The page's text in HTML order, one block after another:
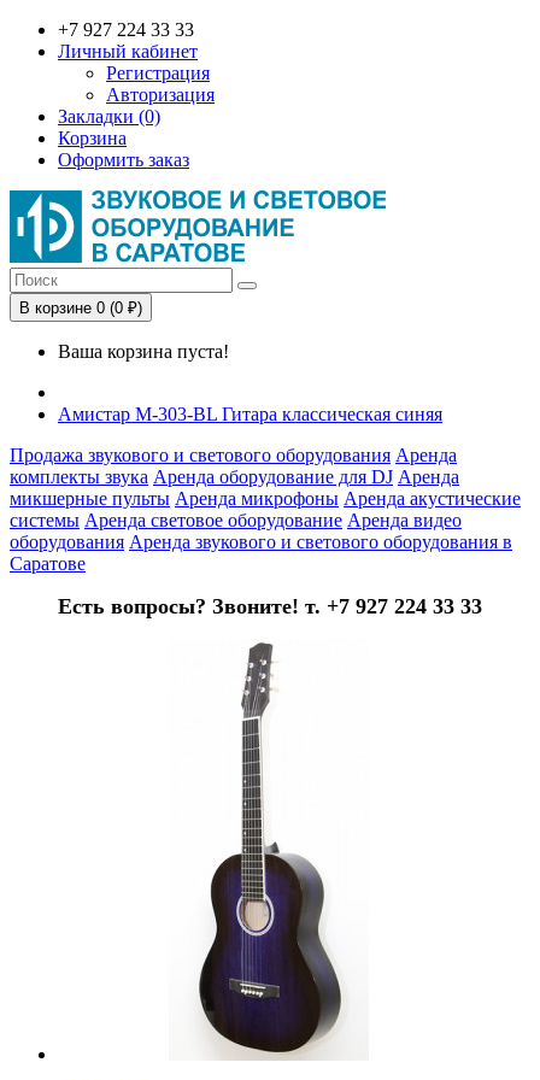
+7 927 224 33 33
Личный кабинет
Регистрация
Авторизация
Закладки (0)
Корзина
Оформить заказ
В корзине 0 (0 ₽)
Ваша корзина пуста!
Амистар M-303-BL Гитара классическая синяя
Продажа звукового и светового оборудования Аренда
комплекты звука Аренда оборудование для DJ Аренда
микшерные пульты Аренда микрофоны Аренда акустические
системы Аренда световое оборудование Аренда видео
оборудования Аренда звукового и светового оборудования в
Саратове
Есть вопросы? Звоните! т. +7 927 224 33 33